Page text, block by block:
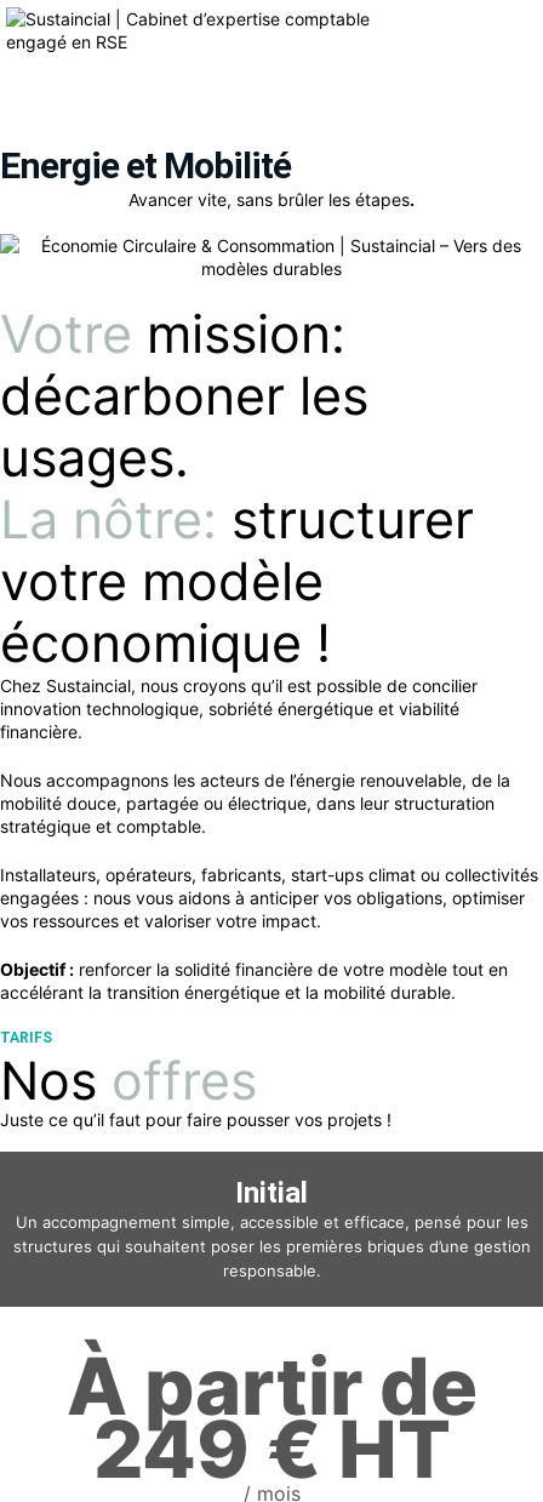
Energie et Mobilité
Avancer vite, sans brûler les étapes.
Votre mission:
décarboner les
usages.
La nôtre: structurer
votre modèle
économique !
Chez Sustaincial, nous croyons qu’il est possible de concilier
innovation technologique, sobriété énergétique et viabilité
financière.
Nous accompagnons les acteurs de l’énergie renouvelable, de la
mobilité douce, partagée ou électrique, dans leur structuration
stratégique et comptable.
Installateurs, opérateurs, fabricants, start-ups climat ou collectivités
engagées : nous vous aidons à anticiper vos obligations, optimiser
vos ressources et valoriser votre impact.
Objectif : renforcer la solidité financière de votre modèle tout en
accélérant la transition énergétique et la mobilité durable.
TARIFS
Nos offres
Juste ce qu’il faut pour faire pousser vos projets !
Initial
Un accompagnement simple, accessible et efficace, pensé pour les
structures qui souhaitent poser les premières briques d’une gestion
responsable.
À partir de
249 € HT
/ mois